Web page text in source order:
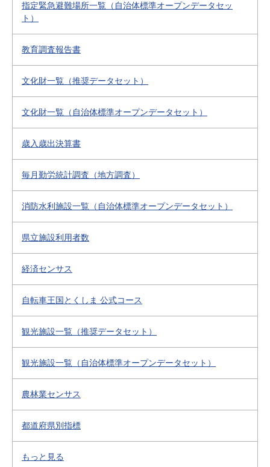
指定緊急避難場所一覧（自治体標準オープンデータセッ
ト）
教育調査報告書
文化財一覧（推奨データセット）
文化財一覧（自治体標準オープンデータセット）
歳入歳出決算書
毎月勤労統計調査（地方調査）
消防水利施設一覧（自治体標準オープンデータセット）
県立施設利用者数
経済センサス
自転車王国とくしま 公式コース
観光施設一覧（推奨データセット）
観光施設一覧（自治体標準オープンデータセット）
農林業センサス
都道府県別指標
もっと見る